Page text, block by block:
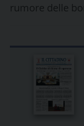
rumore delle